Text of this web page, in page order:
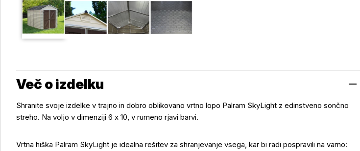
Več o izdelku
Shranite svoje izdelke v trajno in dobro oblikovano vrtno lopo Palram SkyLight z edinstveno sončno
streho. Na voljo v dimenziji 6 x 10, v rumeno rjavi barvi.
Vrtna hiška Palram SkyLight je idealna rešitev za shranjevanje vsega, kar bi radi pospravili na varno: